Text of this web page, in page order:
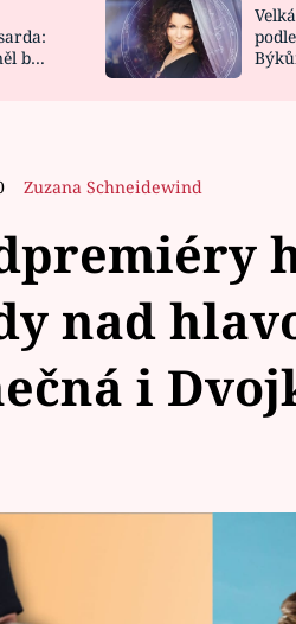
NOVINKY
VIDEORECEPTY
by
Zuzana Schneidewind
nad
i